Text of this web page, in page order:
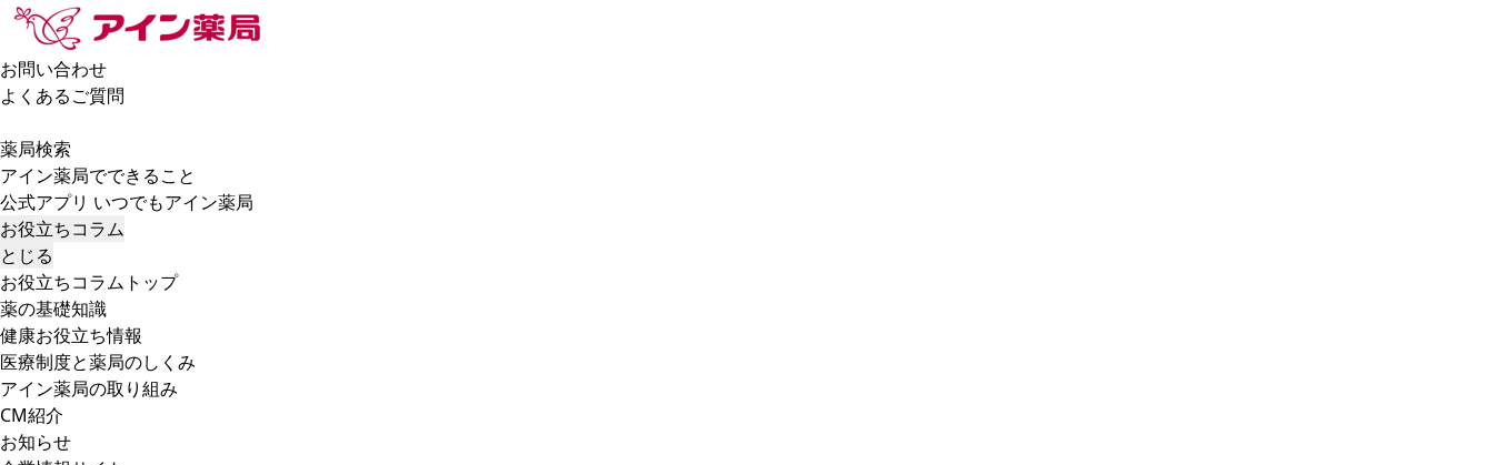
お問い合わせ
よくあるご質問
薬局検索
アイン薬局でできること
公式アプリ いつでもアイン薬局
お役立ちコラム
とじる
お役立ちコラムトップ
薬の基礎知識
健康お役立ち情報
医療制度と薬局のしくみ
アイン薬局の取り組み
CM紹介
お知らせ